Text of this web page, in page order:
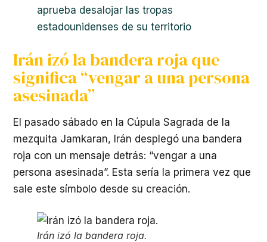
aprueba desalojar las tropas
estadounidenses de su territorio
Irán izó la bandera roja que
significa “vengar a una persona
asesinada”
El pasado sábado en la Cúpula Sagrada de la
mezquita Jamkaran, Irán desplegó una bandera
roja con un mensaje detrás: “vengar a una
persona asesinada”. Esta sería la primera vez que
sale este símbolo desde su creación.
Irán izó la bandera roja.